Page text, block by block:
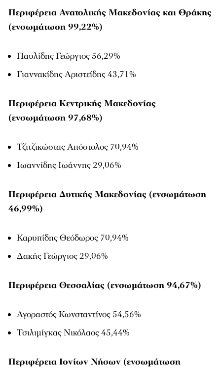
Περιφέρεια Ανατολικής Μακεδονίας και Θράκης
(ενσωμάτωση 99,22%)
Παυλίδης Γεώργιος 56,29%
Γιαννακίδης Αριστείδης 43,71%
Περιφέρεια Κεντρικής Μακεδονίας
(ενσωμάτωση 97,68%)
Τζιτζικώστας Απόστολος 70,94%
Ιωαννίδης Ιωάννης 29,06%
Περιφέρεια Δυτικής Μακεδονίας (ενσωμάτωση
46,99%)
Καρυπίδης Θεόδωρος 70,94%
Δακής Γεώργιος 29,06%
Περιφέρεια Θεσσαλίας (ενσωμάτωση 94,67%)
Αγοραστός Κωνσταντίνος 54,56%
Τσιλιμίγκας Νικόλαος 45,44%
Περιφέρεια Ιονίων Νήσων (ενσωμάτωση